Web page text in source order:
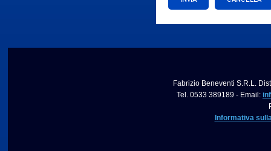
Fabrizio Beneventi S.R.L.
Tel. 0533 389189 - Email:
Informativa